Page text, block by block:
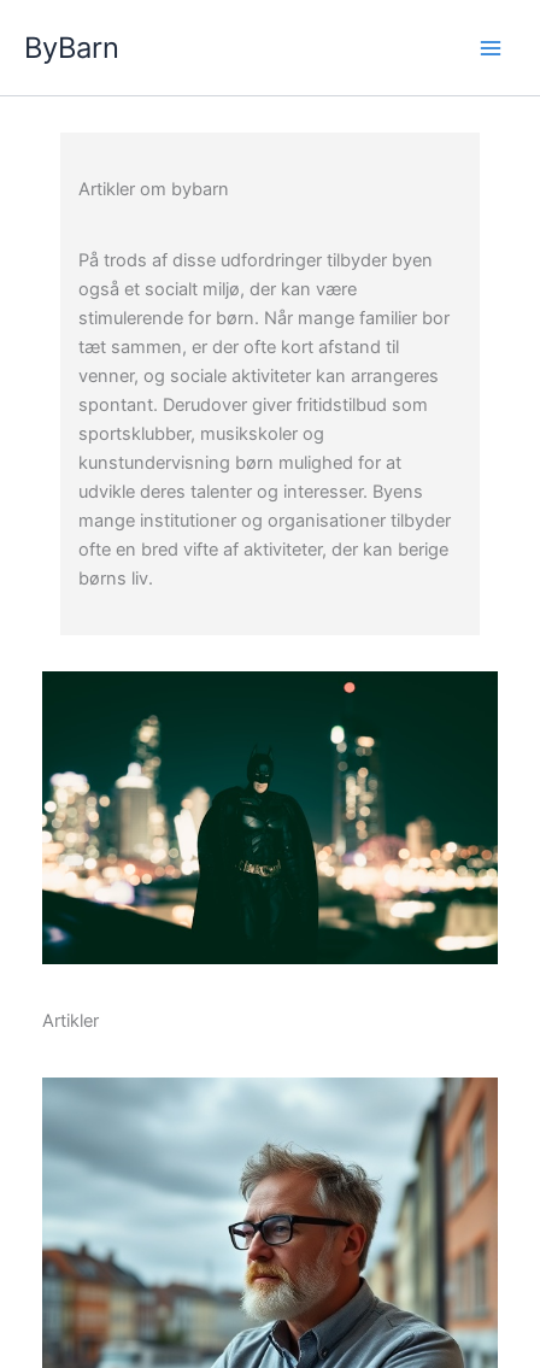
indholdet
ByBarn
Artikler om bybarn
På trods af disse udfordringer tilbyder byen
også et socialt miljø, der kan være
stimulerende for børn. Når mange familier bor
tæt sammen, er der ofte kort afstand til
venner, og sociale aktiviteter kan arrangeres
spontant. Derudover giver fritidstilbud som
sportsklubber, musikskoler og
kunstundervisning børn mulighed for at
udvikle deres talenter og interesser. Byens
mange institutioner og organisationer tilbyder
ofte en bred vifte af aktiviteter, der kan berige
børns liv.
Artikler